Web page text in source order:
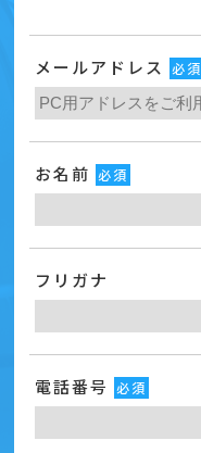
メールアドレス 必須
お名前 必須
フリガナ
電話番号 必須